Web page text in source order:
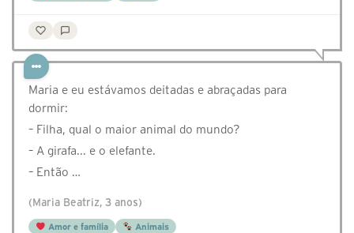
Maria e eu estávamos deitadas e abraçadas para
dormir:
– Filha, qual o maior animal do mundo?
– A girafa... e o elefante.
– Então …
(Maria Beatriz, 3 anos)
Amor e família Animais